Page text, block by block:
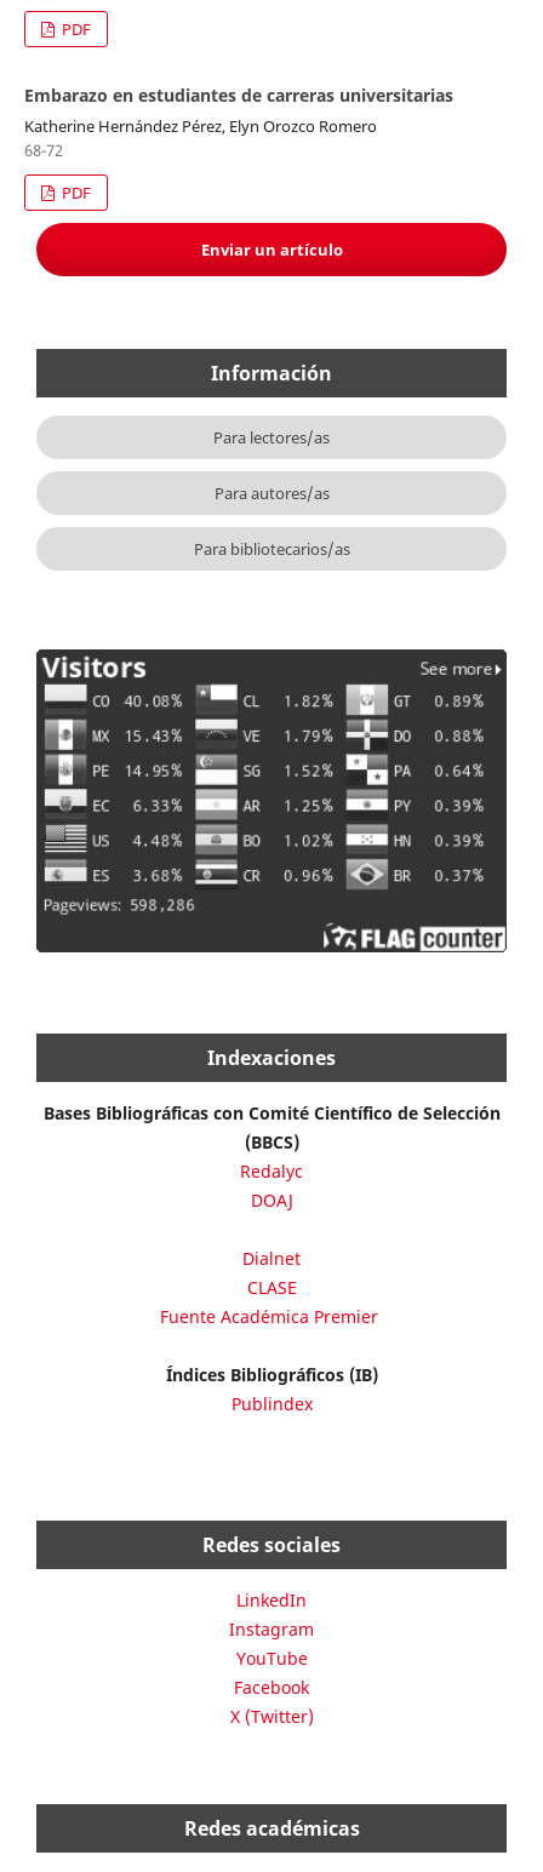
PDF
Embarazo en estudiantes de carreras universitarias
Katherine Hernández Pérez, Elyn Orozco Romero
68-72
PDF
Enviar un artículo
Información
Para lectores/as
Para autores/as
Para bibliotecarios/as
Indexaciones
Bases Bibliográficas con Comité Científico de Selección
(BBCS)
Redalyc
DOAJ
Dialnet
CLASE
Fuente Académica Premier
Índices Bibliográficos (IB)
Publindex
Redes sociales
LinkedIn
Instagram
YouTube
Facebook
X (Twitter)
Redes académicas